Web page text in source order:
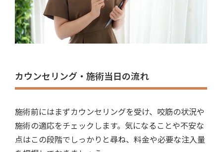
カウンセリング・施術当日の流れ
施術前にはまずカウンセリングを受け、咬筋の状況や
施術の適応をチェックします。気になることや不安な
点はこの段階でしっかりと尋ね、料金や必要な注入量